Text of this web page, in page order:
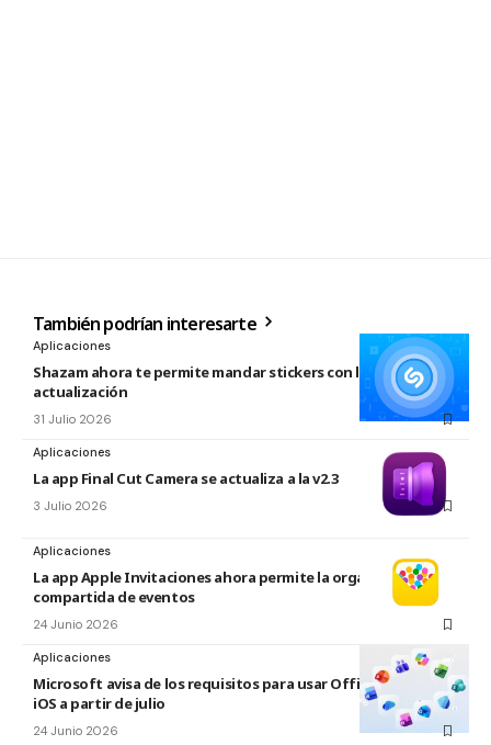
También podrían interesarte
Aplicaciones
Shazam ahora te permite mandar stickers con la nueva
actualización
31 Julio 2026
Aplicaciones
La app Final Cut Camera se actualiza a la v2.3
3 Julio 2026
Aplicaciones
La app Apple Invitaciones ahora permite la organización
compartida de eventos
24 Junio 2026
Aplicaciones
Microsoft avisa de los requisitos para usar Office en macOS y
iOS a partir de julio
24 Junio 2026